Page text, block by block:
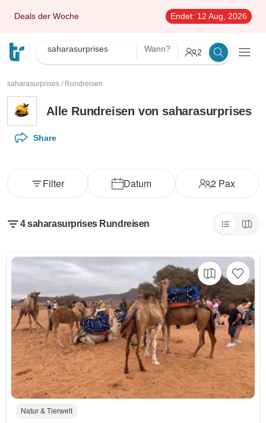
Deals der Woche Endet: 12 Aug, 2026
saharasurprises Wann? 2
saharasurprises / Rundreisen
Alle Rundreisen von saharasurprises
Share
Datum 2 Pax
Filter
4 saharasurprises Rundreisen
Natur & Tierwelt